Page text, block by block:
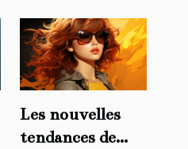
Les nouvelles
tendances de